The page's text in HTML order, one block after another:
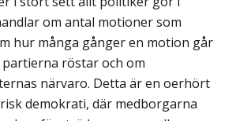
om antal motioner som
hur många gånger en motion går
röstar och om
närvaro. Detta är en oerhört
demokrati, där medborgarna